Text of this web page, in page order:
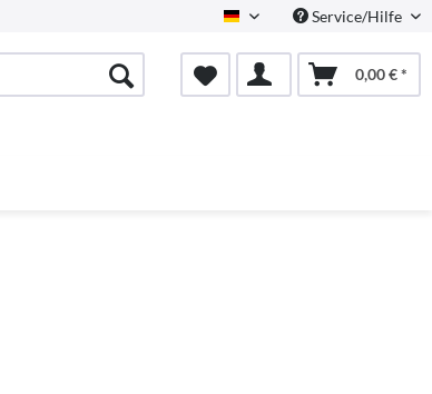
Deutsch Service/Hilfe
0,00 € *